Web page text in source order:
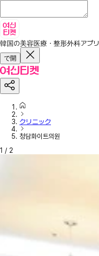
韓国の美容医療・整形外科アプリ
で開
クリニック
청담화이트의원
1 / 2